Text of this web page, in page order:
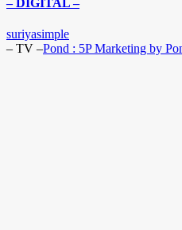
suriyasimple
– TV –Pond : 5P Marketing by